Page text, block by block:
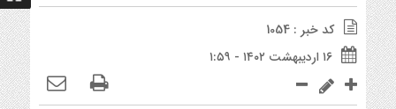
کد خبر : 1054
۱۶ اردیبهشت ۱۴۰۲ - ۱:۵۹